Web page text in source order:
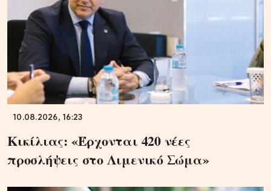
10.08.2026, 16:23
Κικίλιας: «Έρχονται 420 νέες
προσλήψεις στο Λιμενικό Σώμα»